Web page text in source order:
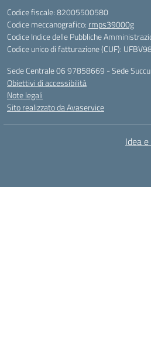
Codice fiscale: 82005500580
Codice meccanografico: rmps39000g
Codice Indice delle Pubbliche
Codice unico di fatturazione (CUF):
Sede Centrale 06 97858669 - Sede
Obiettivi di accessibilità
Note legali
Sito realizzato da Avaservice
Idea